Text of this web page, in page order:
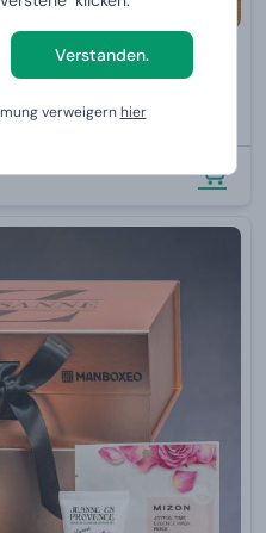
Verstanden.
verweigernhier
Vol. 3